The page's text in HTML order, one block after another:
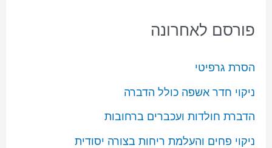
פורסם לאחרונה
הסרת גרפיטי
ניקוי חדר אשפה כולל הדברה
הדברת חולדות ועכברים ברחובות
ניקוי פחים והעלמת ריחות בצורה יסודית